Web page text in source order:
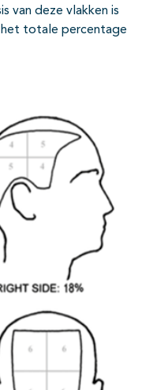
van deze vlakken is
het totale percentage